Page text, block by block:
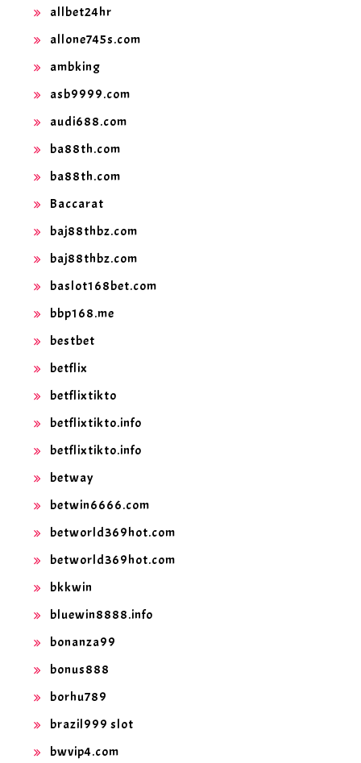
allbet24hr
allone745s.com
ambking
asb9999.com
audi688.com
ba88th.com
ba88th.com
Baccarat
baj88thbz.com
baj88thbz.com
baslot168bet.com
bbp168.me
bestbet
betflix
betflixtikto
betflixtikto.info
betflixtikto.info
betway
betwin6666.com
betworld369hot.com
betworld369hot.com
bkkwin
bluewin8888.info
bonanza99
bonus888
borhu789
brazil999 slot
bwvip4.com